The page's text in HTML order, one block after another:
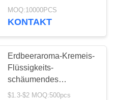
58
Zahnpasta Nicht für
Kinder zugänglich
MOQ:10000PCS
KONTAKT
Erdbeeraroma-Kremeis-
Flüssigkeits-
schäumendes
Zahnpasta 60ml Soem
$1.3-$2 MOQ:500pcs